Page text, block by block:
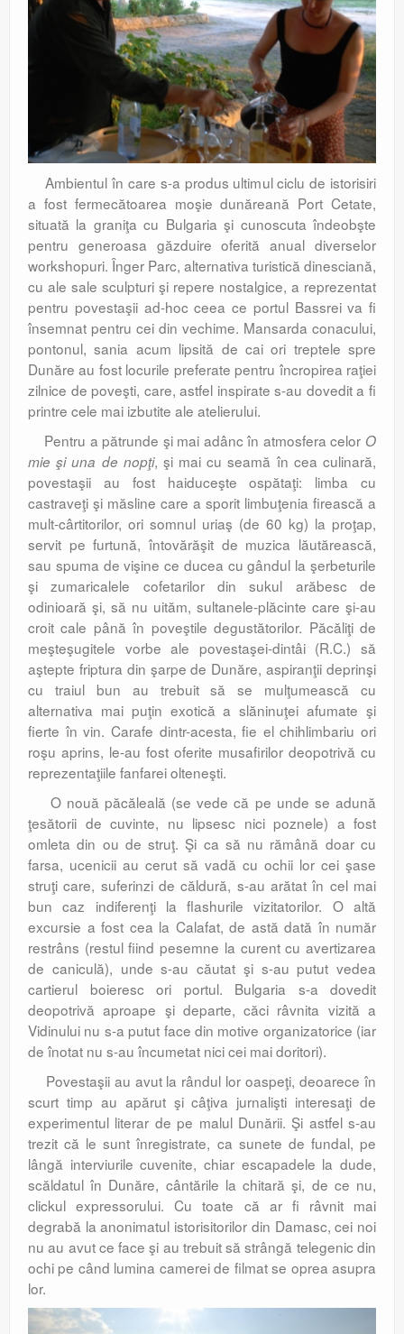
Ambientul în care s-a produs ultimul ciclu de istorisiri
a fost fermecătoarea moşie dunăreană Port Cetate,
situată la graniţa cu Bulgaria şi cunoscuta îndeobşte
pentru generoasa găzduire oferită anual diverselor
workshopuri. Înger Parc, alternativa turistică dinesciană,
cu ale sale sculpturi şi repere nostalgice, a reprezentat
pentru povestaşii ad-hoc ceea ce portul Bassrei va fi
însemnat pentru cei din vechime. Mansarda conacului,
pontonul, sania acum lipsită de cai ori treptele spre
Dunăre au fost locurile preferate pentru încropirea raţiei
zilnice de poveşti, care, astfel inspirate s-au dovedit a fi
printre cele mai izbutite ale atelierului.
Pentru a pătrunde şi mai adânc în atmosfera celor O
mieşi una de nopţi, şi mai cu seamă în cea culinară,
povestaşii au fost haiduceşte ospătaţi: limba cu
castraveţi şi măsline care a sporit limbuţenia firească a
mult-cârtitorilor, ori somnul uriaş (de 60 kg) la proţap,
servit pe furtună, întovărăşit de muzica lăutărească,
sau spuma de vişine ce ducea cu gândul la şerbeturile
şi zumaricalele cofetarilor din sukul arăbesc de
odinioară şi, să nu uităm, sultanele-plăcinte care şi-au
croit cale până în poveştile degustătorilor. Păcăliţi de
meşteşugitele vorbe ale povestaşei-dintâi (R.C.) să
aştepte friptura din şarpe de Dunăre, aspiranţii deprinşi
cu traiul bun au trebuit să se mulţumească cu
alternativa mai puţin exotică a slăninuţei afumate şi
fierte în vin. Carafe dintr-acesta, fie el chihlimbariu ori
roşu aprins, le-au fost oferite musafirilor deopotrivă cu
reprezentaţiile fanfarei olteneşti.
O nouă păcăleală (se vede că pe unde se adună
ţesătorii de cuvinte, nu lipsesc nici poznele) a fost
omleta din ou de struţ. Şi ca să nu rămână doar cu
farsa, ucenicii au cerut să vadă cu ochii lor cei şase
struţi care, suferinzi de căldură, s-au arătat în cel mai
bun caz indiferenţi la flashurile vizitatorilor. O altă
excursie a fost cea la Calafat, de astă dată în număr
restrâns (restul fiind pesemne la curent cu avertizarea
de caniculă), unde s-au căutat şi s-au putut vedea
cartierul boieresc ori portul. Bulgaria s-a dovedit
deopotrivă aproape şi departe, căci râvnita vizită a
Vidinului nu s-a putut face din motive organizatorice (iar
de înotat nu s-au încumetat nici cei mai doritori).
Povestaşii au avut la rândul lor oaspeţi, deoarece în
scurt timp au apărut şi câţiva jurnalişti interesaţi de
experimentul literar de pe malul Dunării. Şi astfel s-au
trezit că le sunt înregistrate, ca sunete de fundal, pe
lângă interviurile cuvenite, chiar escapadele la dude,
scăldatul în Dunăre, cântările la chitară şi, de ce nu,
clickul expressorului. Cu toate că ar fi râvnit mai
degrabă la anonimatul istorisitorilor din Damasc, cei noi
nu au avut ce face şi au trebuit să strângă telegenic din
ochi pe când lumina camerei de filmat se oprea asupra
lor.